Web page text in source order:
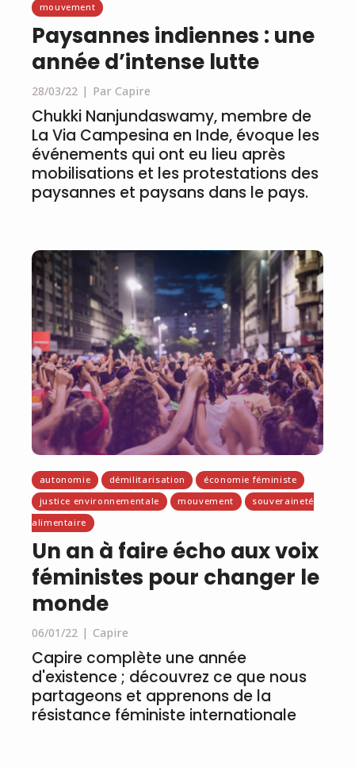
mouvement
Paysannes indiennes : une
année d’intense lutte
28/03/22 Par Capire
Chukki Nanjundaswamy, membre de
La Via Campesina en Inde, évoque les
événements qui ont eu lieu après
mobilisations et les protestations des
paysannes et paysans dans le pays.
autonomie démilitarisation
économie féministe
justice environnementale
mouvement
souveraineté
alimentaire
Un an à faire écho aux voix
féministes pour changer le
monde
06/01/22 Capire
Capire complète une année
d'existence ; découvrez ce que nous
partageons et apprenons de la
résistance féministe internationale